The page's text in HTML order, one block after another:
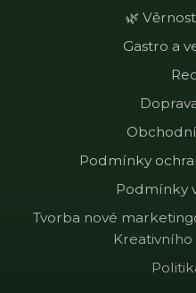
🌿
Gastro a
Podmínky
Podmínky
Tvorba nové
Kreativního